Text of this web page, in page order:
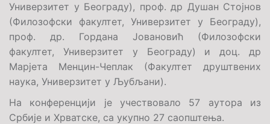
Универзитет у Београду), проф. др Душан Стојнов
(Филозофски факултет, Универзитет у Београду),
проф. др. Гордана Јовановић (Филозофски
факултет, Универзитет у Београду) и доц. др
Марјета Менцин-Чеплак (Факултет друштвених
наука, Универзитет у Љубљани).
На конференцији је учествовало 57 аутора из
Србије и Хрватске, са укупно 27 саопштења.